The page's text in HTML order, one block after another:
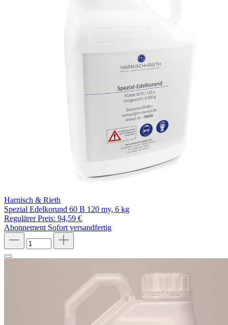
Harnisch & Rieth
Spezial Edelkorund 60 B 120 my, 6 kg
Regulärer Preis: 94,59 €
Abonnement Sofort versandfertig